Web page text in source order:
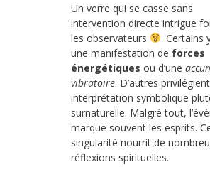
Un verre qui se casse sans
intervention directe intrigue
les observateurs
. Certains
une manifestation de forces
énergétiques ou d’une
vibratoire. D’autres
interprétation symbolique
surnaturelle. Malgré tout,
marque souvent les esprits.
singularité nourrit de
réflexions spirituelles.